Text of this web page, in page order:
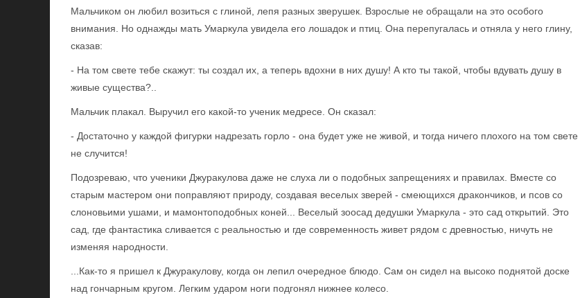
Мальчиком он любил возиться с глиной, лепя разных зверушек. Взрослые не обращали на это особого
внимания. Но однажды мать Умаркула увидела его лошадок и птиц. Она перепугалась и отняла у него глину,
сказав:
- На том свете тебе скажут: ты создал их, а теперь вдохни в них душу! А кто ты такой, чтобы вдувать душу в
живые существа?..
Мальчик плакал. Выручил его какой-то ученик медресе. Он сказал:
- Достаточно у каждой фигурки надрезать горло - она будет уже не живой, и тогда ничего плохого на том свете
не случится!
Подозреваю, что ученики Джуракулова даже не слуха ли о подобных запрещениях и правилах. Вместе со
старым мастером они поправляют природу, создавая веселых зверей - смеющихся дракончиков, и псов со
слоновьими ушами, и мамонтоподобных коней... Веселый зоосад дедушки Умаркула - это сад открытий. Это
сад, где фантастика сливается с реальностью и где современность живет рядом с древностью, ничуть не
изменяя народности.
...Как-то я пришел к Джуракулову, когда он лепил очередное блюдо. Сам он сидел на высоко поднятой доске
над гончарным кругом. Легким ударом ноги подгонял нижнее колесо.